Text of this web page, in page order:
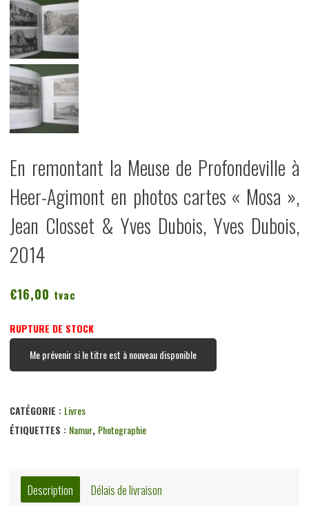
En remontant la Meuse de Profondeville à
Heer-Agimont en photos cartes « Mosa »,
Jean Closset & Yves Dubois, Yves Dubois,
2014
€16,00 tvac
RUPTURE DE STOCK
Me prévenir si le titre est à nouveau disponible
CATÉGORIE : Livres
ÉTIQUETTES : Namur, Photographie
Description Délais de livraison